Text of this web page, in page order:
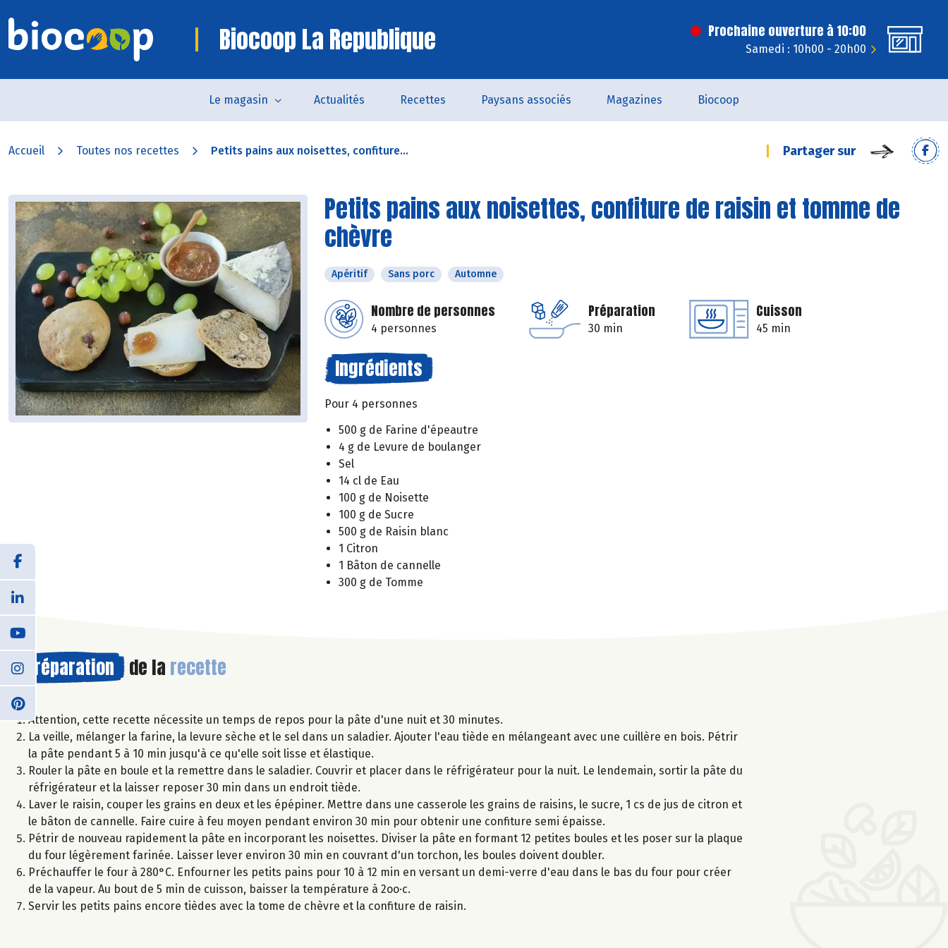
Biocoop La Republique Prochaine ouverture à 10:00
Samedi : 10h00 - 20h00
Le magasin Actualités Recettes Paysans associés Magazines Biocoop
Accueil Toutes nos recettes Petits pains aux noisettes, confiture... Partager sur
Petits pains aux noisettes, confiture de raisin et tomme de
chèvre
Apéritif Sans porc Automne
Nombre de personnes
4 personnes
Préparation
30 min
Cuisson
45 min
Ingrédients
Pour 4 personnes
500 g de Farine d'épeautre
4 g de Levure de boulanger
Sel
14 cl de Eau
100 g de Noisette
100 g de Sucre
500 g de Raisin blanc
1 Citron
1 Bâton de cannelle
300 g de Tomme
Préparation de la recette
Attention, cette recette nécessite un temps de repos pour la pâte d'une nuit et 30 minutes.
La veille, mélanger la farine, la levure sèche et le sel dans un saladier. Ajouter l'eau tiède en mélangeant avec une cuillère en bois. Pétrir
la pâte pendant 5 à 10 min jusqu'à ce qu'elle soit lisse et élastique.
Rouler la pâte en boule et la remettre dans le saladier. Couvrir et placer dans le réfrigérateur pour la nuit. Le lendemain, sortir la pâte du
réfrigérateur et la laisser reposer 30 min dans un endroit tiède.
Laver le raisin, couper les grains en deux et les épépiner. Mettre dans une casserole les grains de raisins, le sucre, 1 cs de jus de citron et
le bâton de cannelle. Faire cuire à feu moyen pendant environ 30 min pour obtenir une confiture semi épaisse.
Pétrir de nouveau rapidement la pâte en incorporant les noisettes. Diviser la pâte en formant 12 petites boules et les poser sur la plaque
du four légèrement farinée. Laisser lever environ 30 min en couvrant d'un torchon, les boules doivent doubler.
Préchauffer le four à 280°C. Enfourner les petits pains pour 10 à 12 min en versant un demi-verre d'eau dans le bas du four pour créer
de la vapeur. Au bout de 5 min de cuisson, baisser la température à 2oo·c.
Servir les petits pains encore tièdes avec la tome de chèvre et la confiture de raisin.